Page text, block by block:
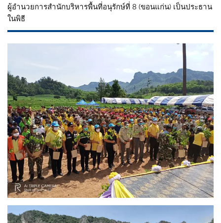
ผู้อำนวยการสำนักบริหารพื้นที่อนุรักษ์ที่ 8 (ขอนแก่น) เป็นประธาน
ในพิธี